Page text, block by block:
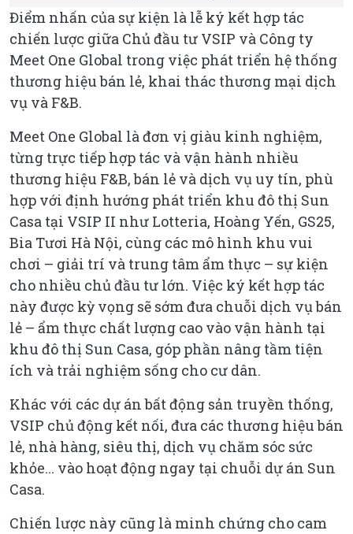
Điểm nhấn của sự kiện là lễ ký kết hợp tác
chiến lược giữa Chủ đầu tư VSIP và Công ty
Meet One Global trong việc phát triển hệ thống
thương hiệu bán lẻ, khai thác thương mại dịch
vụ và F&B.
Meet One Global là đơn vị giàu kinh nghiệm,
từng trực tiếp hợp tác và vận hành nhiều
thương hiệu F&B, bán lẻ và dịch vụ uy tín, phù
hợp với định hướng phát triển khu đô thị Sun
Casa tại VSIP II như Lotteria, Hoàng Yến, GS25,
Bia Tươi Hà Nội, cùng các mô hình khu vui
chơi – giải trí và trung tâm ẩm thực – sự kiện
cho nhiều chủ đầu tư lớn. Việc ký kết hợp tác
này được kỳ vọng sẽ sớm đưa chuỗi dịch vụ bán
lẻ – ẩm thực chất lượng cao vào vận hành tại
khu đô thị Sun Casa, góp phần nâng tầm tiện
ích và trải nghiệm sống cho cư dân.
Khác với các dự án bất động sản truyền thống,
VSIP chủ động kết nối, đưa các thương hiệu bán
lẻ, nhà hàng, siêu thị, dịch vụ chăm sóc sức
khỏe... vào hoạt động ngay tại chuỗi dự án Sun
Casa.
Chiến lược này cũng là minh chứng cho cam